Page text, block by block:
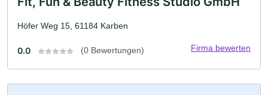
Höfer Weg 15, 61184 Karben
0.0 (0 Bewertungen) Firma bewerten